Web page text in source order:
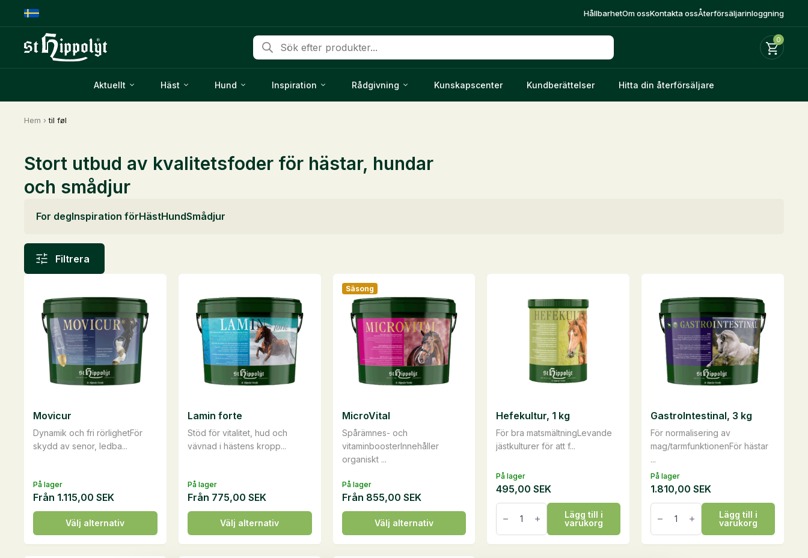
HållbarhetOm ossKontakta ossÅterförsäljarinloggning
Produktsökning 0
Aktuellt Häst Hund Inspiration Rådgivning Kunskapscenter Kundberättelser Hitta din återförsäljare
Hem › til føl
Stort utbud av kvalitetsfoder för hästar, hundar
och smådjur
For degInspiration förHästHundSmådjur
Filtrera
På lager
Dynamik och fri rörlighetFör
skydd av senor, ledba...
Movicur
Från 1.115,00 SEK
Välj alternativ
Den
här
produkten
På lager
Stöd för vitalitet, hud och
vävnad i hästens kropp...
Lamin forte
Från 775,00 SEK
Välj alternativ
Den
här
produkten
På lager
Säsong
Spårämnes- och
vitaminboosterInnehåller
organiskt ...
MicroVital
Från 855,00 SEK
Välj alternativ
Den
här
produkten
På lager
För bra matsmältningLevande
jästkulturer för att f...
Hefekultur, 1 kg
495,00SEK
Hefekultur,
mängd
Lägg till i
varukorg
På lager
För normalisering av
mag/tarmfunktionenFör hästar
...
GastroIntestinal, 3 kg
1.810,00SEK
GastroIntestinal,
mängd
Lägg till i
varukorg